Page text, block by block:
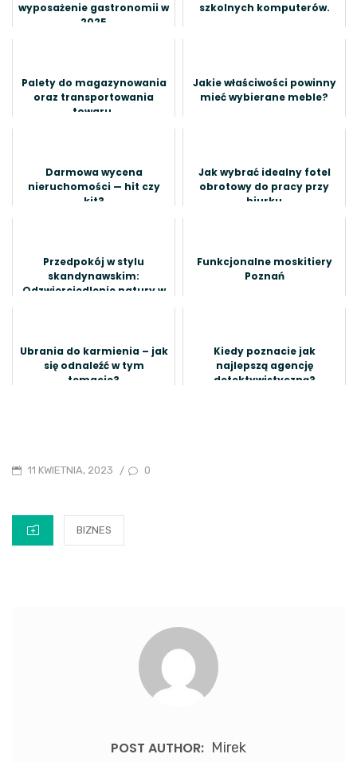
wyposażenie gastronomii w
2025
szkolnych komputerów.
Palety do magazynowania
oraz transportowania
towaru.
Jakie właściwości powinny
mieć wybierane meble?
Darmowa wycena
nieruchomości — hit czy
kit?
Jak wybrać idealny fotel
obrotowy do pracy przy
biurku
Przedpokój w stylu
skandynawskim:
Odzwierciedlenie natury w
Funkcjonalne moskitiery
Poznań
Ubrania do karmienia – jak
się odnaleźć w tym
temacie?
Kiedy poznacie jak
najlepszą agencję
detektywistyczną?
POSTED
11 KWIETNIA, 2023 / 0
CATEGORIES
BIZNES
POST AUTHOR: Mirek